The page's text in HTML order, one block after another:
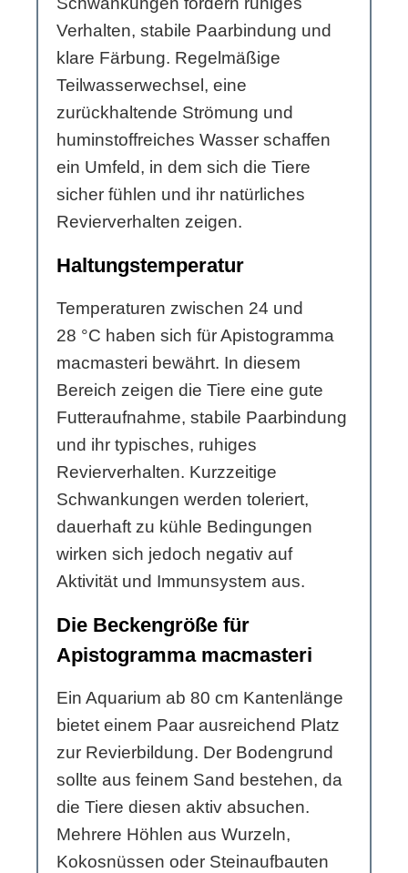
Verhalten, stabile Paarbindung und
klare Färbung. Regelmäßige
Teilwasserwechsel, eine
zurückhaltende Strömung und
huminstoffreiches Wasser schaffen
ein Umfeld, in dem sich die Tiere
sicher fühlen und ihr natürliches
Revierverhalten zeigen.
Haltungstemperatur
Temperaturen zwischen 24 und
28 °C haben sich für Apistogramma
macmasteri bewährt. In diesem
Bereich zeigen die Tiere eine gute
Futteraufnahme, stabile Paarbindung
und ihr typisches, ruhiges
Revierverhalten. Kurzzeitige
Schwankungen werden toleriert,
dauerhaft zu kühle Bedingungen
wirken sich jedoch negativ auf
Aktivität und Immunsystem aus.
Die Beckengröße für
Apistogramma macmasteri
Ein Aquarium ab 80 cm Kantenlänge
bietet einem Paar ausreichend Platz
zur Revierbildung. Der Bodengrund
sollte aus feinem Sand bestehen, da
die Tiere diesen aktiv absuchen.
Mehrere Höhlen aus Wurzeln,
Kokosnüssen oder Steinaufbauten